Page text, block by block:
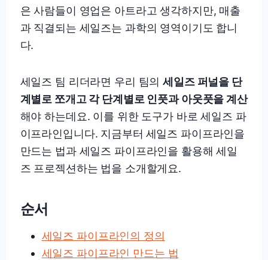
은 사람들이 영업은 아트라고 생각하지만, 매출
과 직결되는 세일즈는 과학의 영역이기도 합니
다.
세일즈 팀 리더라면 우리 팀의세일즈 퍼널을 단
계별로 쪼개고 각 단계별로 인풋과 아웃풋을 계산
해야 하는데요. 이를 위한 도구가 바로 세일즈 파
이프라인입니다. 지금부터 세일즈 파이프라인을
만드는 법과 세일즈 파이프라인을 활용해 세일
즈 프로젝션하는 법을 소개할게요.
순서
세일즈 파이프라인의 정의
세일즈 파이프라인 만드는 법